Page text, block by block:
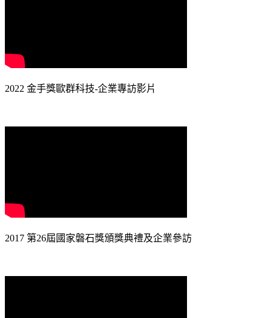
2022 金手獎歐群科技-企業專訪影片
2017 第26屆國家磐石獎頒獎典禮及企業參訪